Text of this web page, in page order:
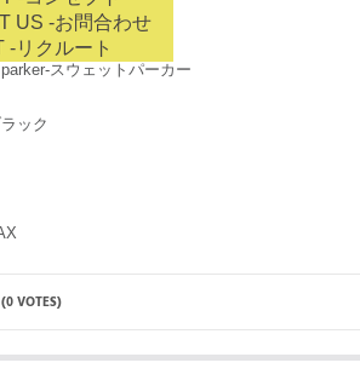
US -お問合わせ
-リクルート
チャンピオン
スウェットパーカー
ック
(0VOTES)